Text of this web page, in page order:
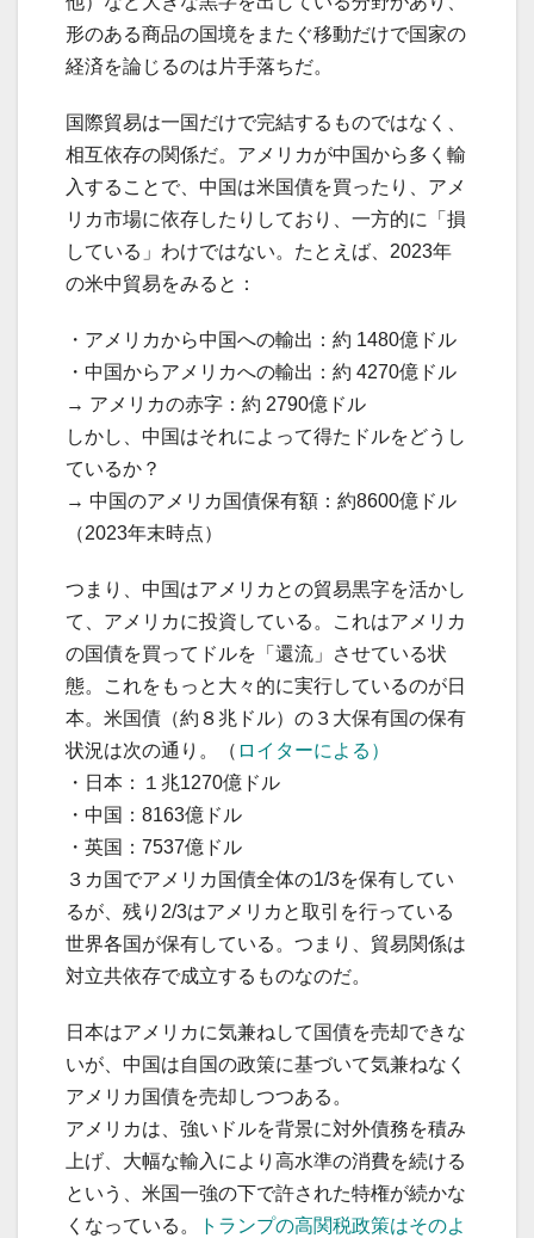
形のある商品の国境をまたぐ移動だけで国家の
経済を論じるのは片手落ちだ。
国際貿易は一国だけで完結するものではなく、
相互依存の関係だ。アメリカが中国から多く輸
入することで、中国は米国債を買ったり、アメ
リカ市場に依存したりしており、一方的に「損
している」わけではない。たとえば、2023年
の米中貿易をみると：
・アメリカから中国への輸出：約 1480億ドル
・中国からアメリカへの輸出：約 4270億ドル
→ アメリカの赤字：約 2790億ドル
しかし、中国はそれによって得たドルをどうし
ているか？
→ 中国のアメリカ国債保有額：約8600億ドル
（2023年末時点）
つまり、中国はアメリカとの貿易黒字を活かし
て、アメリカに投資している。これはアメリカ
の国債を買ってドルを「還流」させている状
態。これをもっと大々的に実行しているのが日
本。米国債（約８兆ドル）の３大保有国の保有
状況は次の通り。（ ロイターによる）
・日本：１兆1270億ドル
・中国：8163億ドル
・英国：7537億ドル
３カ国でアメリカ国債全体の1/3を保有してい
るが、残り2/3はアメリカと取引を行っている
世界各国が保有している。つまり、貿易関係は
対立共依存で成立するものなのだ。
日本はアメリカに気兼ねして国債を売却できな
いが、中国は自国の政策に基づいて気兼ねなく
アメリカ国債を売却しつつある。
アメリカは、強いドルを背景に対外債務を積み
上げ、大幅な輸入により高水準の消費を続ける
という、米国一強の下で許された特権が続かな
くなっている。
トランプの高関税政策はそのよ